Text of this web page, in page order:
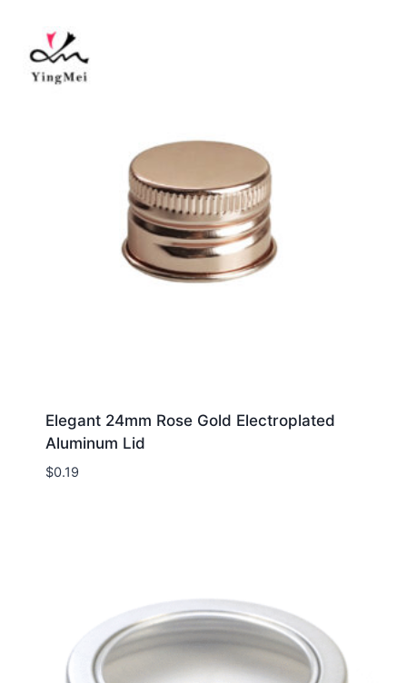
Elegant 24mm Rose Gold Electroplated
Aluminum Lid
$0.19